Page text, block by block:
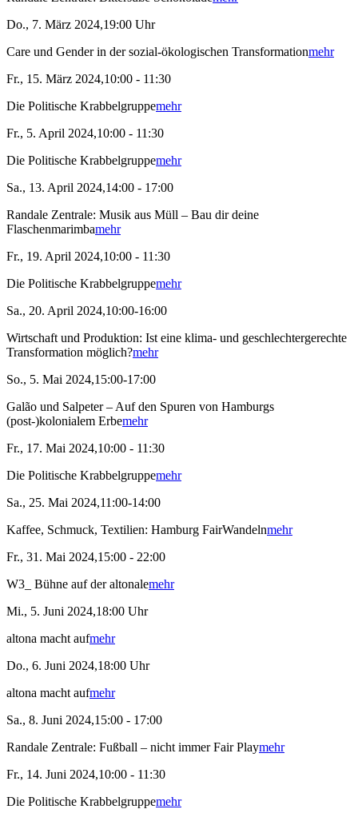
Do., 7. März 2024,19:00 Uhr
Care und Gender in der sozial-ökologischen Transformationmehr
Fr., 15. März 2024,10:00 - 11:30
Die Politische Krabbelgruppemehr
Fr., 5. April 2024,10:00 - 11:30
Die Politische Krabbelgruppemehr
Sa., 13. April 2024,14:00 - 17:00
Randale Zentrale: Musik aus Müll – Bau dir deine
Flaschenmarimbamehr
Fr., 19. April 2024,10:00 - 11:30
Die Politische Krabbelgruppemehr
Sa., 20. April 2024,10:00-16:00
Wirtschaft und Produktion: Ist eine klima- und geschlechtergerechte
Transformation möglich?mehr
So., 5. Mai 2024,15:00-17:00
Galão und Salpeter – Auf den Spuren von Hamburgs
(post-)kolonialem Erbemehr
Fr., 17. Mai 2024,10:00 - 11:30
Die Politische Krabbelgruppemehr
Sa., 25. Mai 2024,11:00-14:00
Kaffee, Schmuck, Textilien: Hamburg FairWandelnmehr
Fr., 31. Mai 2024,15:00 - 22:00
W3_ Bühne auf der altonalemehr
Mi., 5. Juni 2024,18:00 Uhr
altona macht aufmehr
Do., 6. Juni 2024,18:00 Uhr
altona macht aufmehr
Sa., 8. Juni 2024,15:00 - 17:00
Randale Zentrale: Fußball – nicht immer Fair Playmehr
Fr., 14. Juni 2024,10:00 - 11:30
Die Politische Krabbelgruppemehr